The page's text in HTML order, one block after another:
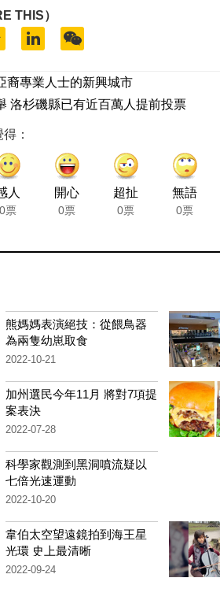
THIS）
裔專業人士的新興城市
洛杉磯縣已有近百萬人提前投票
：
人
0票
開心
0票
超扯
0票
無語
0票
熊媽媽表演絕技：從餵鳥器
為兩隻幼崽取食
2022-10-21
加州選民今年11月 將對7項提
案表決
2022-07-28
科學家觀測到黑洞噴流疑以
七倍光速運動
2022-10-20
韋伯太空望遠鏡拍到海王星
光環 史上最清晰
2022-09-24